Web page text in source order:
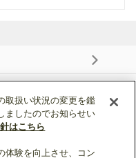
ページトップへ戻る
取扱い状況の変更を鑑
ましたのでお知らせい
はこちら
体験を向上させ、コン